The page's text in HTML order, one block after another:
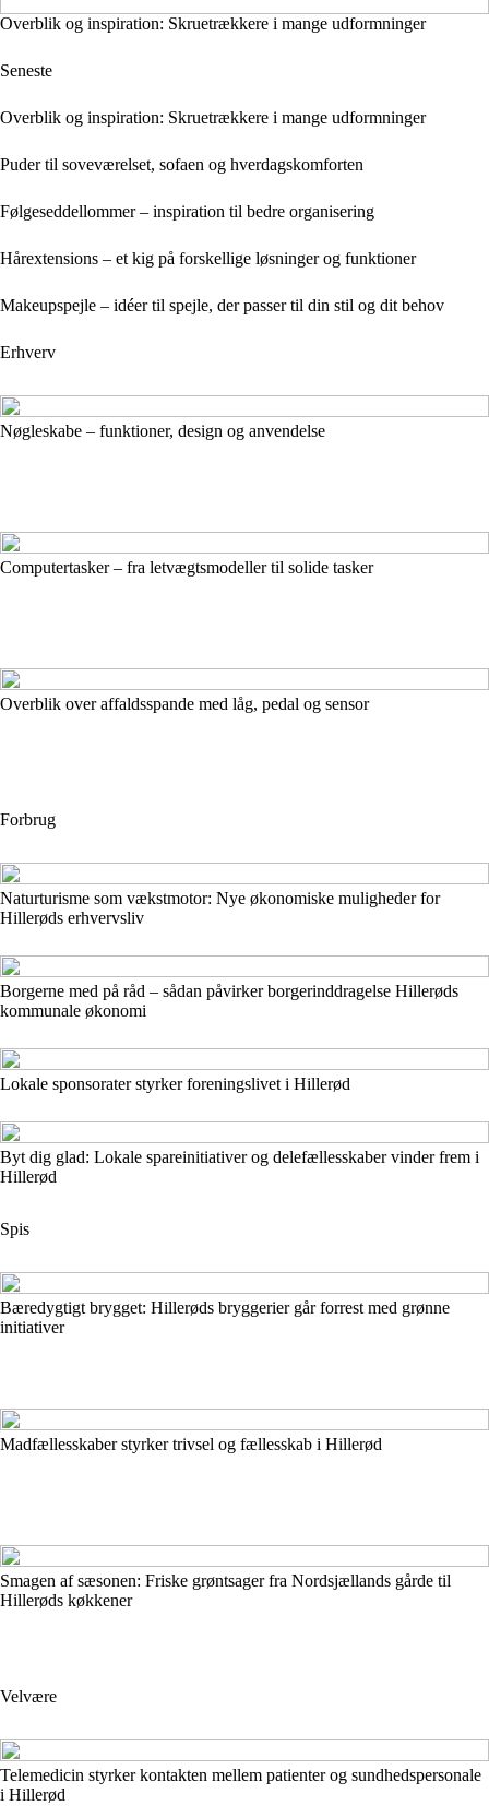
Overblik og inspiration: Skruetrækkere i mange udformninger
Seneste
Overblik og inspiration: Skruetrækkere i mange udformninger
Puder til soveværelset, sofaen og hverdagskomforten
Følgeseddellommer – inspiration til bedre organisering
Hårextensions – et kig på forskellige løsninger og funktioner
Makeupspejle – idéer til spejle, der passer til din stil og dit behov
Erhverv
Nøgleskabe – funktioner, design og anvendelse
Computertasker – fra letvægtsmodeller til solide tasker
Overblik over affaldsspande med låg, pedal og sensor
Forbrug
Naturturisme som vækstmotor: Nye økonomiske muligheder for
Hillerøds erhvervsliv
Borgerne med på råd – sådan påvirker borgerinddragelse Hillerøds
kommunale økonomi
Lokale sponsorater styrker foreningslivet i Hillerød
Byt dig glad: Lokale spareinitiativer og delefællesskaber vinder frem i
Hillerød
Spis
Bæredygtigt brygget: Hillerøds bryggerier går forrest med grønne
initiativer
Madfællesskaber styrker trivsel og fællesskab i Hillerød
Smagen af sæsonen: Friske grøntsager fra Nordsjællands gårde til
Hillerøds køkkener
Velvære
Telemedicin styrker kontakten mellem patienter og sundhedspersonale
i Hillerød